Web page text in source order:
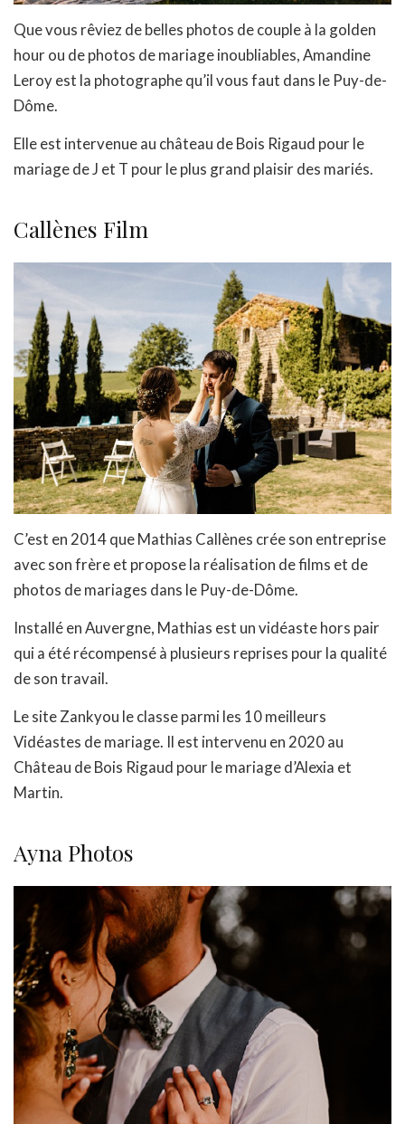
Que vous rêviez de belles photos de couple à la golden
hour ou de photos de mariage inoubliables, Amandine
Leroy est la photographe qu’il vous faut dans le Puy-de-
Dôme.
Elle est intervenue au château de Bois Rigaud pour le
mariage de J et T pour le plus grand plaisir des mariés.
Callènes Film
C’est en 2014 que Mathias Callènes crée son entreprise
avec son frère et propose la réalisation de films et de
photos de mariages dans le Puy-de-Dôme.
Installé en Auvergne, Mathias est un vidéaste hors pair
qui a été récompensé à plusieurs reprises pour la qualité
de son travail.
Le site Zankyou le classe parmi les 10 meilleurs
Vidéastes de mariage. Il est intervenu en 2020 au
Château de Bois Rigaud pour le mariage d’Alexia et
Martin.
Ayna Photos